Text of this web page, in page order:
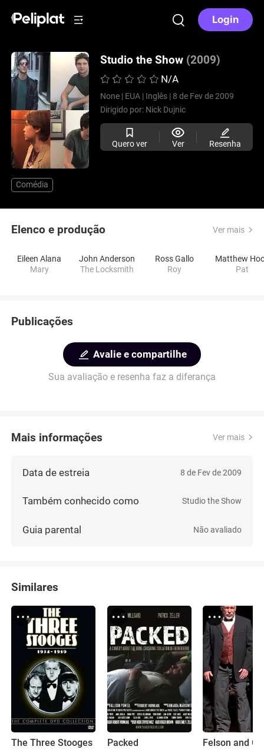
Login
Studio the Show (2009)
N/A
None | EUA | Inglês | 8 de Fev de 2009
Dirigido por: Nick Dujnic
Quero ver Ver Resenha
Comédia
Elenco e produção Ver mais
Eileen Alana
Mary
John Anderson
The Locksmith
Ross Gallo
Roy
Matthew
Pat
Publicações
Avalie e compartilhe
Sua avaliação e resenha faz a diferança
Mais informações Ver mais
Data de estreia 8 de Fev de 2009
Também conhecido como Studio the Show
Guia parental Não avaliado
Similares
The Three Stooges Packed